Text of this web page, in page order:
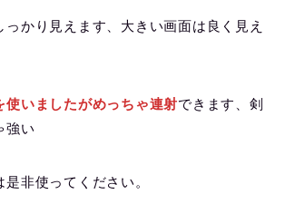
かり見えます、大きい画面は良く見え
使いましたがめっちゃ連射できます、剣
強い
非使ってください。